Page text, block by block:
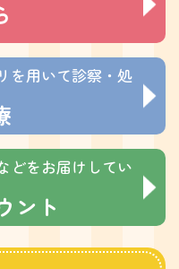
を用いて診察・処
どをお届けしてい
ント